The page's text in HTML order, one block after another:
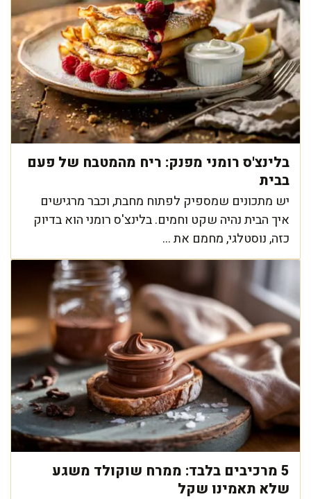
בלינצ'ס רומני מפנק: ריח מהמטבח של פעם
בבית
יש מתכונים שמספיק לפתוח מחבת, וכבר מרגישים
איך הבית נהיה שקט וחמים. בלינצ'ס רומני הוא בדיוק
כזה, נוסטלגי, מחמם את ...
5 מרכיבים בלבד: ממרח שוקולד משגע
שלא תאמינו שקל